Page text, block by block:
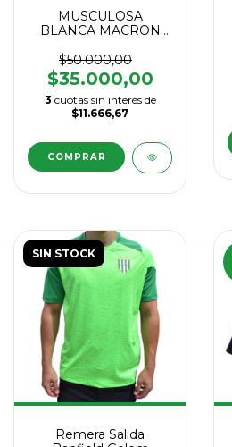
MUSCULOSA
BLANCA MACRON
$50.000,00
$35.000,00
3 cuotas sin interés de
$11.666,67
COMPRAR
SIN STOCK
Remera Salida